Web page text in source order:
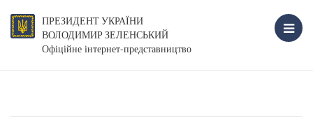
ПРЕЗИДЕНТ УКРАЇНИ
ВОЛОДИМИР ЗЕЛЕНСЬКИЙ
Офіційне інтернет-представництво